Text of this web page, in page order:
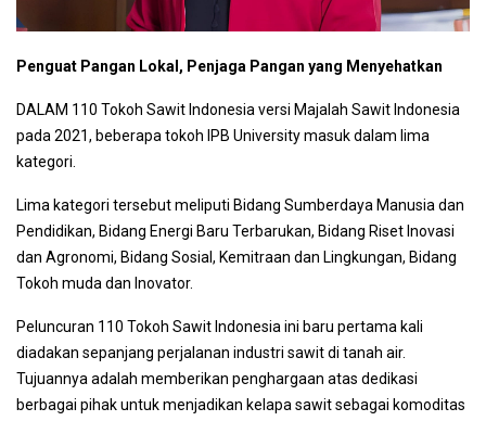
Penguat Pangan Lokal, Penjaga Pangan yang Menyehatkan
DALAM 110 Tokoh Sawit Indonesia versi Majalah Sawit Indonesia
pada 2021, beberapa tokoh IPB University masuk dalam lima
kategori.
Lima kategori tersebut meliputi Bidang Sumberdaya Manusia dan
Pendidikan, Bidang Energi Baru Terbarukan, Bidang Riset Inovasi
dan Agronomi, Bidang Sosial, Kemitraan dan Lingkungan, Bidang
Tokoh muda dan Inovator.
Peluncuran 110 Tokoh Sawit Indonesia ini baru pertama kali
diadakan sepanjang perjalanan industri sawit di tanah air.
Tujuannya adalah memberikan penghargaan atas dedikasi
berbagai pihak untuk menjadikan kelapa sawit sebagai komoditas